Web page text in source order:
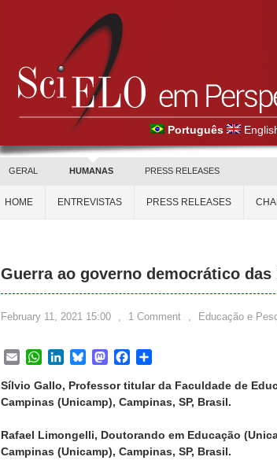
Português
GERAL HUMANAS PRESS RELEASES
HOME ENTREVISTAS PRESS RELEASES
Guerra ao governo democrático
February 11, 2021 15:00 , 1 Comment , Educação e
EmailWhatsApp
LinkedInBlueskyMastodonFacebook
Sílvio Gallo, Professor titular da Faculdade de
Campinas (Unicamp), Campinas, SP, Brasil.
Rafael Limongelli, Doutorando em Educação
Campinas (Unicamp), Campinas, SP, Brasil.